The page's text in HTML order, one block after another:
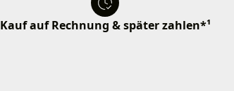
Kauf auf Rechnung & später zahlen*¹